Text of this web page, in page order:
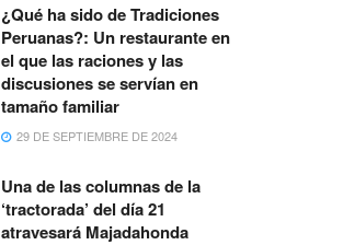
¿Qué ha sido de Tradiciones
Peruanas?: Un restaurante en
el que las raciones y las
discusiones se servían en
tamaño familiar
29 DE SEPTIEMBRE DE 2024
Una de las columnas de la
‘tractorada’ del día 21
atravesará Majadahonda